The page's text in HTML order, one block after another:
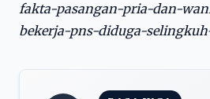
fakta-pasangan-pria-dan-
bekerja-pns-diduga-